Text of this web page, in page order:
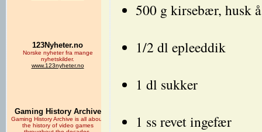
500 g kirsebær, husk
1/2 dl epleeddik
1 dl sukker
1 ss revet ingefær